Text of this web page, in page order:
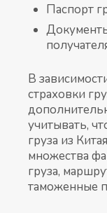
Паспорт
В
страховки
учитывать,
груза из
множества
груза,
таможенные